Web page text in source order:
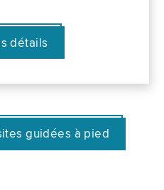
détails
guidées à pied